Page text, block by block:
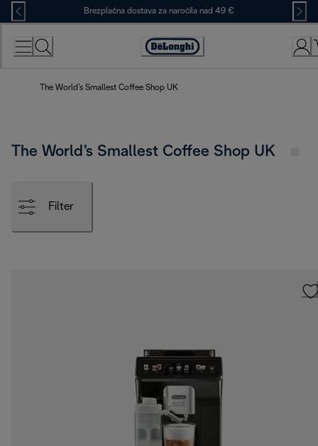
Skip
to
Content
Brezplačna dostava za naročila nad 49 €
Accessibility
The World’s Smallest Coffee Shop UK
The World’s Smallest Coffee Shop UK
Filter